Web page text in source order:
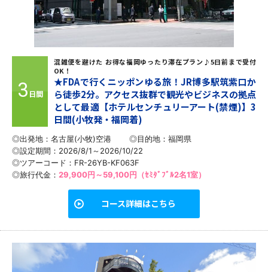
3 日間
混雑便を避けた お得な福岡ゆったり滞在プラン♪5日前まで受付
OK！
★FDAで行くニッポンゆる旅！JR博多駅筑紫口か
ら徒歩2分。アクセス抜群で観光やビジネスの拠点
として最適【ホテルセンチュリーアート(禁煙)】3
日間(小牧発・福岡着)
◎出発地：名古屋(小牧)空港 ◎目的地： 福岡県
◎設定期間：2026/8/1～2026/10/22
◎ツアーコード：FR-26YB-KF063F
◎旅行代金： 29,900円～59,100円（ｾﾐﾀﾞﾌﾞﾙ2名1室）
コース詳細はこちら